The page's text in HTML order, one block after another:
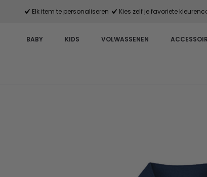
Elk item te personaliseren Kies zelf je favoriete
BABY KIDS VOLWASSENEN